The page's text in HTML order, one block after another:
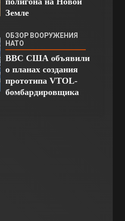
Земле
ОБЗОР ВООРУЖЕНИЯ
НАТО
ВВС США объявили
о планах создания
прототипа VTOL-
бомбардировщика